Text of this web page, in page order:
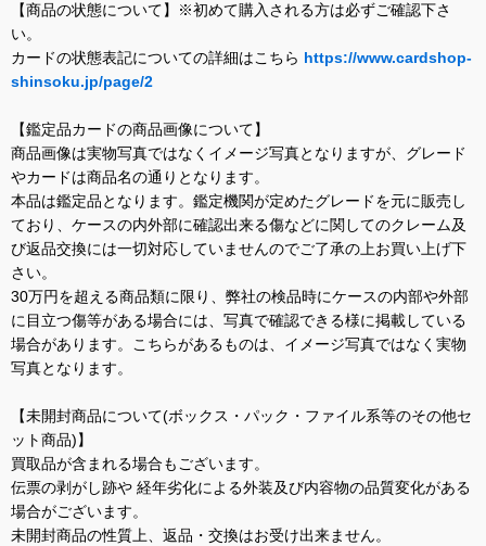
【商品の状態について】※初めて購入される方は必ずご確認下さ
い。
カードの状態表記についての詳細はこちら https://www.cardshop-
shinsoku.jp/page/2
【鑑定品カードの商品画像について】
商品画像は実物写真ではなくイメージ写真となりますが、グレード
やカードは商品名の通りとなります。
本品は鑑定品となります。鑑定機関が定めたグレードを元に販売し
ており、ケースの内外部に確認出来る傷などに関してのクレーム及
び返品交換には一切対応していませんのでご了承の上お買い上げ下
さい。
30万円を超える商品類に限り、弊社の検品時にケースの内部や外部
に目立つ傷等がある場合には、写真で確認できる様に掲載している
場合があります。こちらがあるものは、イメージ写真ではなく実物
写真となります。
【未開封商品について(ボックス・パック・ファイル系等のその他セ
ット商品)】
買取品が含まれる場合もございます。
伝票の剥がし跡や 経年劣化による外装及び内容物の品質変化がある
場合がございます。
未開封商品の性質上、返品・交換はお受け出来ません。